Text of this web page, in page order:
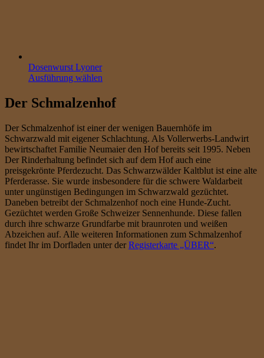
Dosenwurst Lyoner
Ausführung wählen
Der Schmalzenhof
Der Schmalzenhof ist einer der wenigen Bauernhöfe im
Schwarzwald mit eigener Schlachtung. Als Vollerwerbs-Landwirt
bewirtschaftet Familie Neumaier den Hof bereits seit 1995. Neben
Der Rinderhaltung befindet sich auf dem Hof auch eine
preisgekrönte Pferdezucht. Das Schwarzwälder Kaltblut ist eine alte
Pferderasse. Sie wurde insbesondere für die schwere Waldarbeit
unter ungünstigen Bedingungen im Schwarzwald gezüchtet.
Daneben betreibt der Schmalzenhof noch eine Hunde-Zucht.
Gezüchtet werden Große Schweizer Sennenhunde. Diese fallen
durch ihre schwarze Grundfarbe mit braunroten und weißen
Abzeichen auf. Alle weiteren Informationen zum Schmalzenhof
findet Ihr im Dorfladen unter der Registerkarte „ÜBER“.